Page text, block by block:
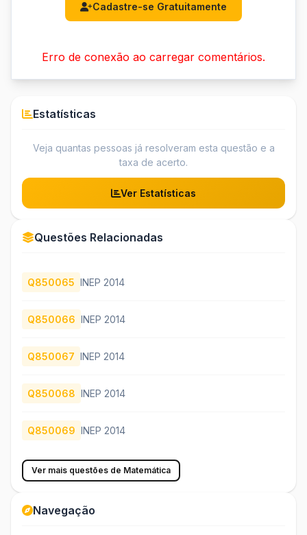
Cadastre-se Gratuitamente
Erro de conexão ao carregar comentários.
Estatísticas
Veja quantas pessoas já resolveram esta questão e a
taxa de acerto.
Ver Estatísticas
Questões Relacionadas
Q850065 INEP 2014
Q850066 INEP 2014
Q850067 INEP 2014
Q850068 INEP 2014
Q850069 INEP 2014
Ver mais questões de Matemática
Navegação